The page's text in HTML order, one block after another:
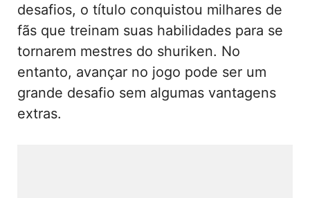
desafios, o título conquistou milhares de
fãs que treinam suas habilidades para se
tornarem mestres do shuriken. No
entanto, avançar no jogo pode ser um
grande desafio sem algumas vantagens
extras.